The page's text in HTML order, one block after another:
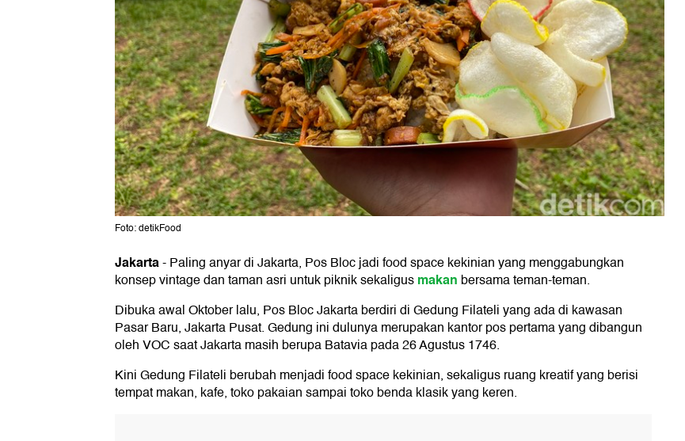
Foto: detikFood
Jakarta-Paling anyar di Jakarta, Pos Bloc jadi food space kekinian yang menggabungkan
konsep vintage dan taman asri untuk piknik sekaligusmakan bersama teman-teman.
Dibuka awal Oktober lalu, Pos Bloc Jakarta berdiri di Gedung Filateli yang ada di kawasan
Pasar Baru, Jakarta Pusat. Gedung ini dulunya merupakan kantor pos pertama yang dibangun
oleh VOC saat Jakarta masih berupa Batavia pada 26 Agustus 1746.
Kini Gedung Filateli berubah menjadi food space kekinian, sekaligus ruang kreatif yang berisi
tempat makan, kafe, toko pakaian sampai toko benda klasik yang keren.